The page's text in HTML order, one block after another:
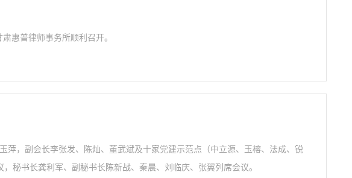
惠普律师事务所顺利召开。
，副会长李张发、陈灿、董武斌及十家党建示范点（中立源、玉榕、法成、锐
秘书长龚利军、副秘书长陈新战、秦晨、刘临庆、张翼列席会议。